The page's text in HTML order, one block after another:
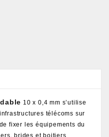
10 x 0,4 mm s’utilise
télécoms sur
fixer les équipements du
brides et boitiers